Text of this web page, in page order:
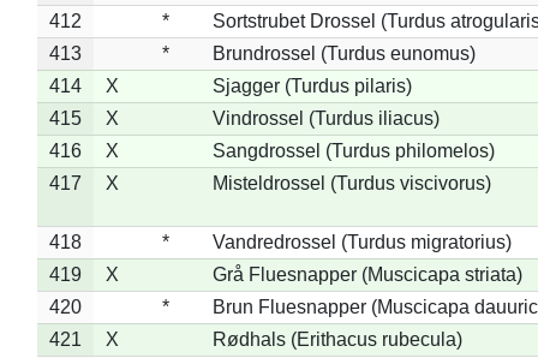
412
*
Sortstrubet Drossel (Turdus
413
*
Brundrossel (Turdus eunomus)
414
X
Sjagger (Turdus pilaris)
415
X
Vindrossel (Turdus iliacus)
416
X
Sangdrossel (Turdus philomelos)
417
X Misteldrossel (Turdus viscivorus)
418 *
Vandredrossel (Turdus migratorius)
419
X
Grå Fluesnapper (Muscicapa striata)
420
*
Brun Fluesnapper (Muscicapa
421
X
Rødhals (Erithacus rubecula)